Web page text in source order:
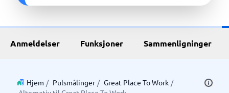
Anmeldelser Funksjoner Sammenligninger
Hjem / Pulsmålinger / Great Place To Work /